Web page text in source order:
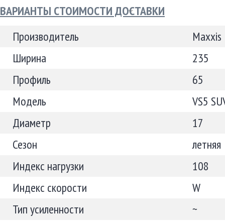
ВАРИАНТЫ СТОИМОСТИ ДОСТАВКИ
Производитель
Maxxis
Ширина
235
Профиль
65
Модель
VS5
Диаметр
17
Сезон
летняя
Индекс нагрузки
108
Индекс скорости
W
Тип усиленности
~